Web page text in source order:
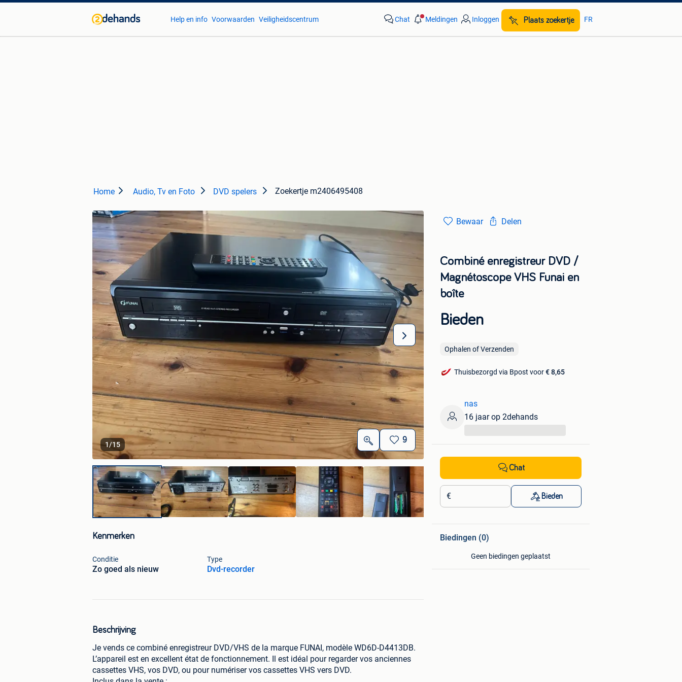
Help en info Voorwaarden Veiligheidscentrum Chat Meldingen Inloggen Plaats zoekertje FR
Home Audio, Tv en Foto DVD spelers Zoekertje m2406495408
1/15
9
Kenmerken
Conditie
Zo goed als nieuw
Type
Dvd-recorder
Beschrijving
Je vends ce combiné enregistreur DVD/VHS de la marque FUNAI, modèle WD6D-D4413DB.
L’appareil est en excellent état de fonctionnement. Il est idéal pour regarder vos anciennes
cassettes VHS, vos DVD, ou pour numériser vos cassettes VHS vers DVD.
Bewaar Delen
Combiné enregistreur DVD /
Magnétoscope VHS Funai en
boîte
Bieden
Ophalen of Verzenden
Thuisbezorgd via Bpost voor€ 8,65
nas
16 jaar op 2dehands
Chat
€ Bieden
Biedingen (0)
Geen biedingen geplaatst